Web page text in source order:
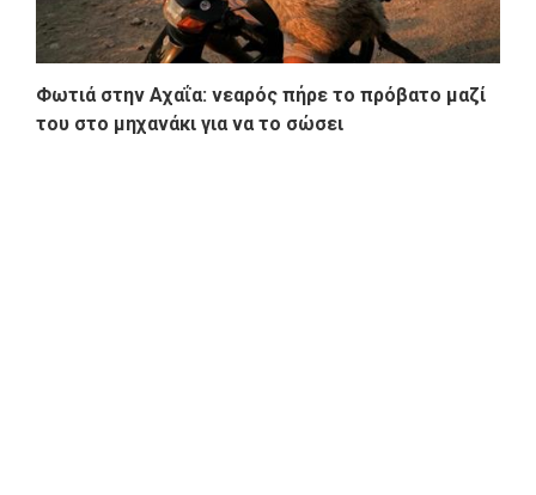
Φωτιά στην Αχαΐα: νεαρός πήρε το πρόβατο μαζί
του στο μηχανάκι για να το σώσει